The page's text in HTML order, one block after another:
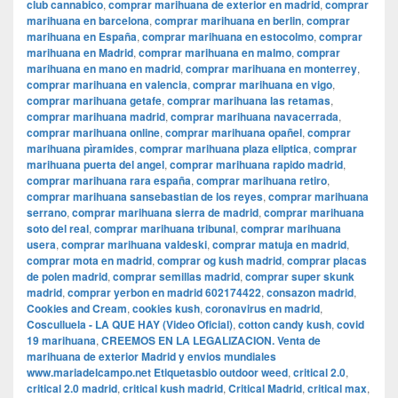
club cannabico, comprar marihuana de exterior en madrid, comprar
marihuana en barcelona, comprar marihuana en berlin, comprar
marihuana en España, comprar marihuana en estocolmo, comprar
marihuana en Madrid, comprar marihuana en malmo, comprar
marihuana en mano en madrid, comprar marihuana en monterrey,
comprar marihuana en valencia, comprar marihuana en vigo,
comprar marihuana getafe, comprar marihuana las retamas,
comprar marihuana madrid, comprar marihuana navacerrada,
comprar marihuana online, comprar marihuana opañel, comprar
marihuana pìramides, comprar marihuana plaza eliptica, comprar
marihuana puerta del angel, comprar marihuana rapido madrid,
comprar marihuana rara españa, comprar marihuana retiro,
comprar marihuana sansebastian de los reyes, comprar marihuana
serrano, comprar marihuana sierra de madrid, comprar marihuana
soto del real, comprar marihuana tribunal, comprar marihuana
usera, comprar marihuana valdeski, comprar matuja en madrid,
comprar mota en madrid, comprar og kush madrid, comprar placas
de polen madrid, comprar semillas madrid, comprar super skunk
madrid, comprar yerbon en madrid 602174422, consazon madrid,
Cookies and Cream, cookies kush, coronavirus en madrid,
Cosculluela - LA QUE HAY (Video Oficial), cotton candy kush, covid
19 marihuana, CREEMOS EN LA LEGALIZACION. Venta de
marihuana de exterior Madrid y envios mundiales
www.mariadelcampo.net Etiquetasbio outdoor weed, critical 2.0,
critical 2.0 madrid, critical kush madrid, Critical Madrid, critical max,